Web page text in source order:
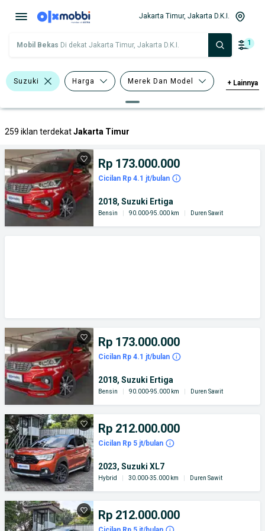
Jakarta Timur, Jakarta D.K.I.
Mobil Bekas Di dekat Jakarta Timur, Jakarta D.K.I. 1
Suzuki Harga Merek Dan Model + Lainnya
259 iklan terdekatJakarta Timur
Rp 173.000.000
Cicilan Rp 4.1 jt/bulan
2018, Suzuki Ertiga
Bensin 90.000-95.000 km Duren Sawit
Rp 173.000.000
Cicilan Rp 4.1 jt/bulan
2018, Suzuki Ertiga
Bensin 90.000-95.000 km Duren Sawit
Rp 212.000.000
Cicilan Rp 5 jt/bulan
2023, Suzuki XL7
Hybrid 30.000-35.000 km Duren Sawit
Rp 212.000.000